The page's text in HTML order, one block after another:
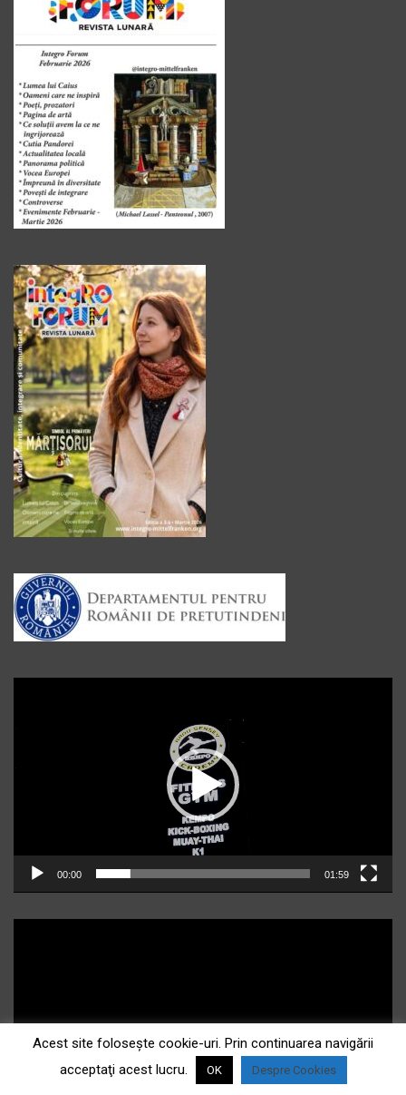
00:00 01:59
Acest site foloseşte cookie-uri. Prin continuarea navigării
acceptaţi acest lucru.
OK Despre Cookies